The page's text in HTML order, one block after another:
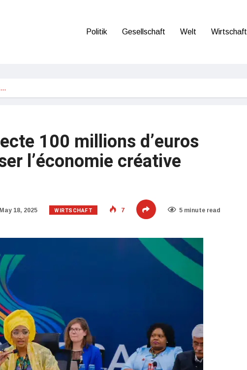
Politik Gesellschaft Welt Wirtschaft
100 millions d’euros
l’économie créative
May 18, 2025 WIRTSCHAFT 7 5 minute read